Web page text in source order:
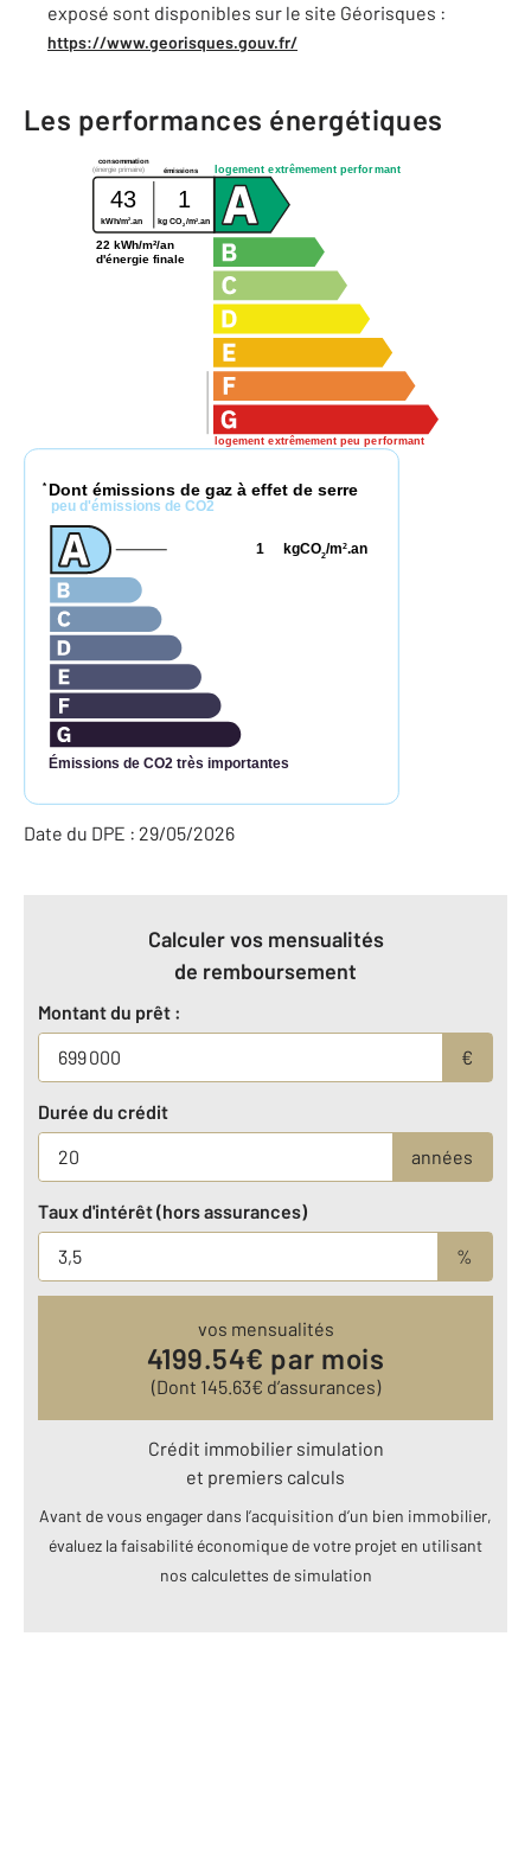
exposé sont disponibles sur le site Géorisques :
https://www.georisques.gouv.fr/
Les performances énergétiques
logement extrêmement performant
logement extrêmement peu performant
consommation
émissions
(énergie primaire)
43 1
kWh/m2.an kg CO2 /m2.an
22 kWh/m²/an
d'énergie finale
* Dont émissions de gaz à effet de serre
peu d'émissions de CO2
Émissions de CO2 très importantes
kgCO2/m2.an
1
Date du DPE : 29/05/2026
Calculer vos mensualités
de remboursement
Montant du prêt :
€
Durée du crédit
années
Taux d'intérêt (hors assurances)
%
vos mensualités
4199.54€ par mois
(Dont 145.63€ d’assurances)
Crédit immobilier simulation
et premiers calculs
Avant de vous engager dans l’acquisition d’un bien immobilier,
évaluez la faisabilité économique de votre projet en utilisant
nos calculettes de simulation